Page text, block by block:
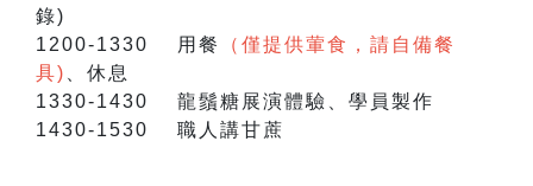
錄)
1200-1330 用餐
（僅提供葷食，請自備餐
具)
、休息
1330-1430 龍鬚糖展演體驗、學員製作
1430-1530 職人講甘蔗